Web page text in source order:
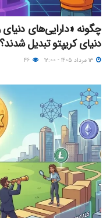
چگونه «دارایی‌های
دنیای کریپتو تبدیل شدند؟